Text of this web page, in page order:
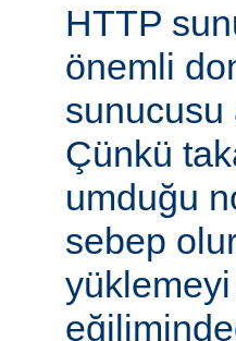
HTTP
önemli
sunucusu
Çünkü
umduğu
sebep